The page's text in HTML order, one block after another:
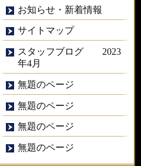
お知らせ・新着情報
サイトマップ
スタッフブログ 2023
年4月
無題のページ
無題のページ
無題のページ
無題のページ